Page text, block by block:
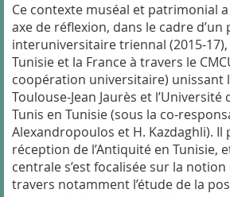
Ce contexte muséal et patrimonial
axe de réflexion, dans le cadre
interuniversitaire triennal (2015-
Tunisie et la France à travers le
coopération universitaire) unissant
Toulouse-Jean Jaurès et l’Université
Tunis en Tunisie (sous la co-
Alexandropoulos et H. Kazdaghli).
réception de l’Antiquité en Tunisie,
centrale s’est focalisée sur la
travers notamment l’étude de la